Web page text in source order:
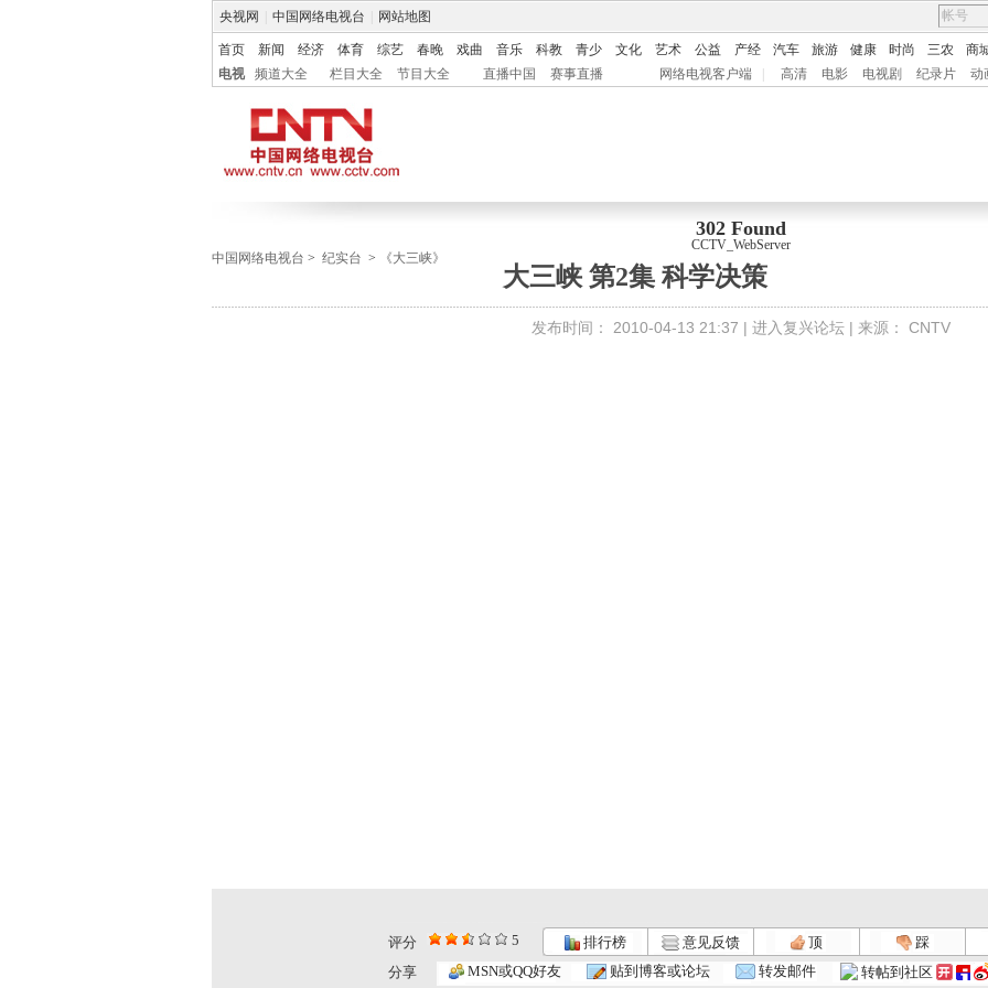
央视网 中国网络电视台 网站地图
首页 新闻 经济 体育 综艺 春晚 戏曲 音乐 科教 青少 文化 艺术 公益 产经 汽车 旅游 健康 时尚 三农
商
电视
频道大全 栏目大全 节目大全 直播中国 赛事直播 网络电视客户端 高清 电影 电视剧 纪录片 动
302 Found
CCTV_WebServer
中国网络电视台 > 纪实台 > 《大三峡》
大三峡 第2集 科学决策
发布时间： 2010-04-13 21:37 | 进入复兴论坛 | 来源： CNTV
评分 5 排行榜 意见反馈 顶
踩
分享
MSN或QQ好友 贴到博客或论坛 转发邮件 转帖到社区